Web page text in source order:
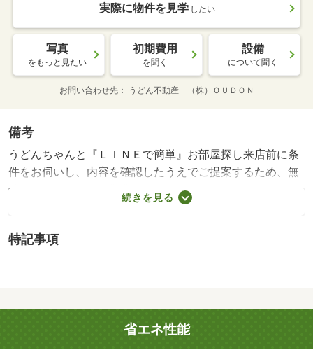
実際に物件を見学 したい
写真
をもっと見たい
初期費用
を聞く
設備
について聞く
お問い合わせ先 うどん不動産 （株）ＯＵＤＯＮ
備考
うどんちゃんと『ＬＩＮＥで簡単』お部屋探し来店前に条
件をお伺いし、内容を確認したうえでご提案するため、無
駄な内覧やしつこい営業はありません。「何から始めれば
いいかわからない」「忙しくて来店の時間が取れない」そ
るだけ。お部屋探しを、もっと気軽に、もっとスムーズ
めればいいかわからない」「忙しくて来店の時間が取れな
い」そんな方もご安心ください。まずはＬＩＮＥで条件を
入力するだけ。お部屋探しを、もっと気軽に、もっとスム
続きを見る
特記事項
省エネ性能